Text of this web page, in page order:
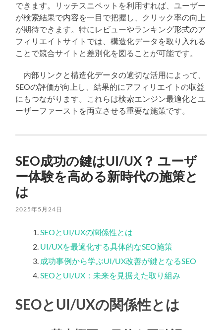
できます。リッチスニペットを利用すれば、ユーザー
が検索結果で内容を一目で把握し、クリック率の向上
が期待できます。特にレビューやランキング形式のア
フィリエイトサイトでは、構造化データを取り入れる
ことで競合サイトと差別化を図ることが可能です。
内部リンクと構造化データの適切な活用によって、
SEOの評価が向上し、結果的にアフィリエイトの収益
にもつながります。これらは検索エンジン最適化とユ
ーザーファーストを両立させる重要な施策です。
SEO成功の鍵はUI/UX？ ユーザ
ー体験を高める新時代の施策と
は
2025年5月24日
SEOとUI/UXの関係性とは
UI/UXを最適化する具体的なSEO施策
成功事例から学ぶUI/UX改善が鍵となるSEO
SEOとUI/UX：未来を見据えた取り組み
SEOとUI/UXの関係性とは